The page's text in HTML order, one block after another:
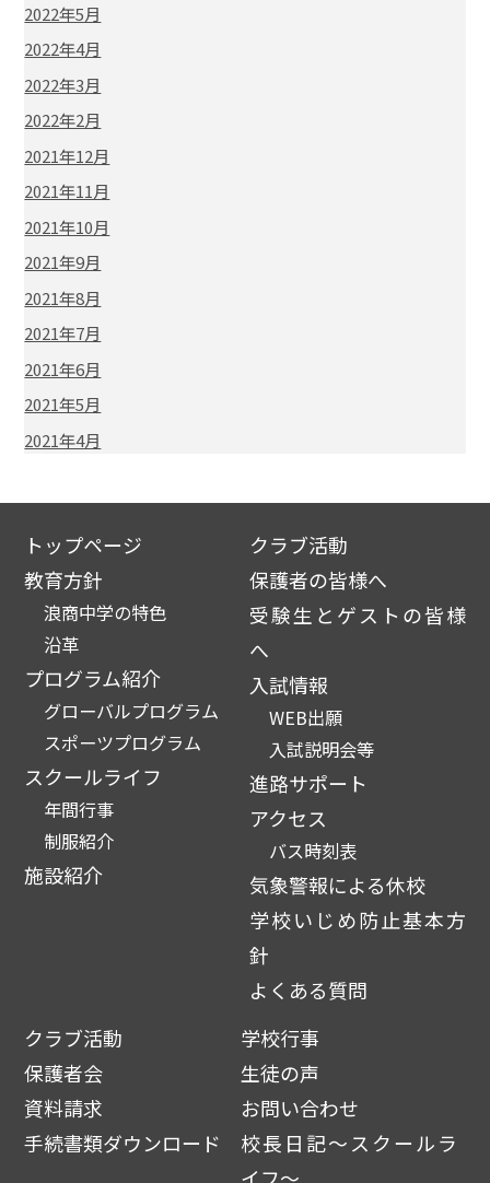
2022年5月
2022年4月
2022年3月
2022年2月
2021年12月
2021年11月
2021年10月
2021年9月
2021年8月
2021年7月
2021年6月
2021年5月
2021年4月
トップページ
教育方針
浪商中学の特色
沿革
プログラム紹介
グローバルプログラム
スポーツプログラム
スクールライフ
年間行事
制服紹介
施設紹介
クラブ活動
保護者の皆様へ
受験生とゲストの皆様
へ
入試情報
WEB出願
入試説明会等
進路サポート
アクセス
バス時刻表
気象警報による休校
学校いじめ防止基本方
針
よくある質問
クラブ活動
学校行事
保護者会
生徒の声
資料請求
お問い合わせ
手続書類ダウンロード
校長日記～スクールラ